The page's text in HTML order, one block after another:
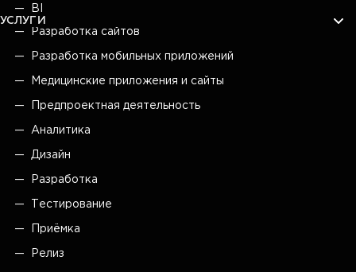
BI
УСЛУГИ
Разработка сайтов
Разработка мобильных приложений
Медицинские приложения и сайты
Предпроектная деятельность
Аналитика
Дизайн
Разработка
Тестирование
Приёмка
Релиз